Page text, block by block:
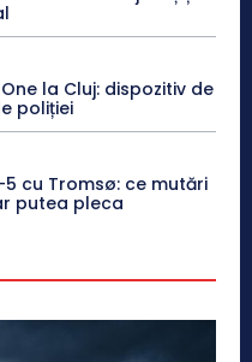
la Cluj: dispozitiv de
poliției
5 cu Tromsø: ce mutări
putea pleca